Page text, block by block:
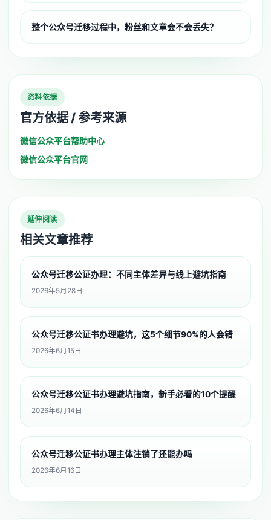
整个公众号迁移过程中，粉丝和文章会不会丢失？
资料依据
官方依据 / 参考来源
微信公众平台帮助中心
微信公众平台官网
延伸阅读
相关文章推荐
公众号迁移公证办理：不同主体差异与线上避坑指南
2026年5月28日
公众号迁移公证书办理避坑，这5个细节90%的人会错
2026年6月15日
公众号迁移公证书办理避坑指南，新手必看的10个提醒
2026年6月14日
公众号迁移公证书办理主体注销了还能办吗
2026年6月16日